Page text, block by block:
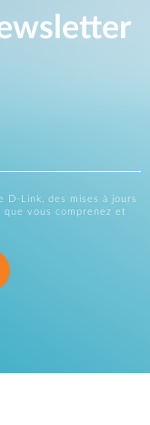
Link, des mises à jours
vous comprenez et